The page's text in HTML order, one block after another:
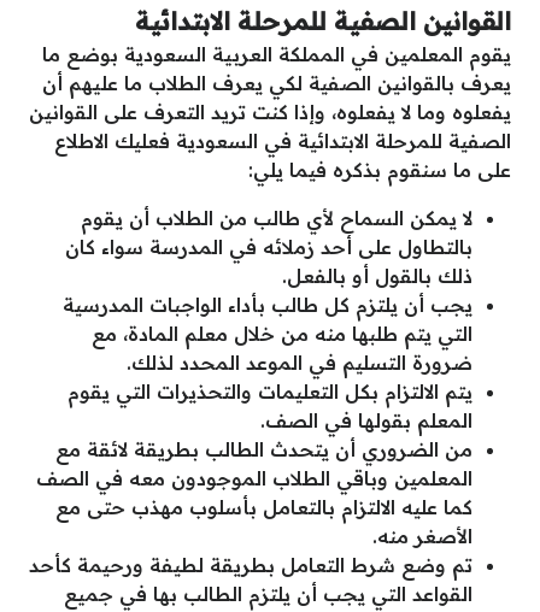
القوانين الصفية للمرحلة الابتدائية
يقوم المعلمين في المملكة العربية السعودية بوضع ما
يعرف بالقوانين الصفية لكي يعرف الطلاب ما عليهم أن
يفعلوه وما لا يفعلوه، وإذا كنت تريد التعرف على القوانين
الصفية للمرحلة الابتدائية في السعودية فعليك الاطلاع
على ما سنقوم بذكره فيما يلي:
لا يمكن السماح لأي طالب من الطلاب أن يقوم
بالتطاول على أحد زملائه في المدرسة سواء كان
ذلك بالقول أو بالفعل.
يجب أن يلتزم كل طالب بأداء الواجبات المدرسية
التي يتم طلبها منه من خلال معلم المادة، مع
ضرورة التسليم في الموعد المحدد لذلك.
يتم الالتزام بكل التعليمات والتحذيرات التي يقوم
المعلم بقولها في الصف.
من الضروري أن يتحدث الطالب بطريقة لائقة مع
المعلمين وباقي الطلاب الموجودون معه في الصف
كما عليه الالتزام بالتعامل بأسلوب مهذب حتى مع
الأصغر منه.
تم وضع شرط التعامل بطريقة لطيفة ورحيمة كأحد
القواعد التي يجب أن يلتزم الطالب بها في جميع